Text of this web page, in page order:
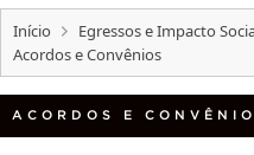
EDITAIS
INTERNACIONAL
OUVIDORIA
Início Egressos e Impacto
Acordos e Convênios
ACORDOS E